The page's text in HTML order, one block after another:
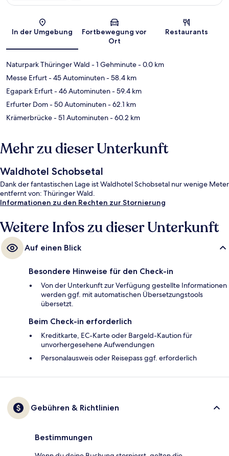
Karte
In der Umgebung
Fortbewegung vor
Ort
Restaurants
Naturpark Thüringer Wald - 1 Gehminute- 0.0 km
Messe Erfurt- 45 Autominuten- 58.4 km
Egapark Erfurt- 46 Autominuten- 59.4 km
Erfurter Dom- 50 Autominuten- 62.1 km
Krämerbrücke- 51 Autominuten- 60.2 km
Mehr zu dieser Unterkunft
Waldhotel Schobsetal
Dank der fantastischen Lage ist Waldhotel Schobsetal nur wenige Meter
entfernt von: Thüringer Wald.
Informationen zu den Rechten zur Stornierung
Weitere Infos zu dieser Unterkunft
Auf einen Blick
Besondere Hinweise für den Check-in
Von der Unterkunft zur Verfügung gestellte Informationen
werden ggf. mit automatischen Übersetzungstools
übersetzt.
Beim Check-in erforderlich
Kreditkarte, EC-Karte oder Bargeld-Kaution für
unvorhergesehene Aufwendungen
Personalausweis oder Reisepass ggf. erforderlich
Gebühren & Richtlinien
Bestimmungen